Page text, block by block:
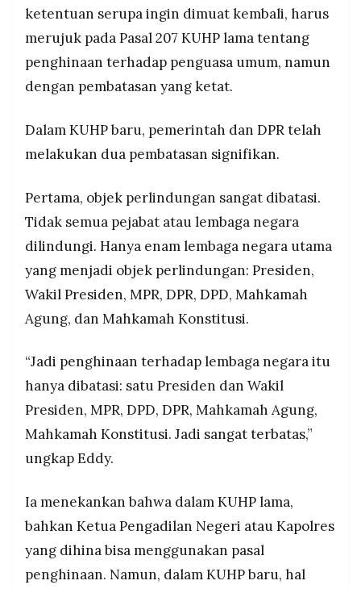
ketentuan serupa ingin dimuat kembali, harus
merujuk pada Pasal 207 KUHP lama tentang
penghinaan terhadap penguasa umum, namun
dengan pembatasan yang ketat.
Dalam KUHP baru, pemerintah dan DPR telah
melakukan dua pembatasan signifikan.
Pertama, objek perlindungan sangat dibatasi.
Tidak semua pejabat atau lembaga negara
dilindungi. Hanya enam lembaga negara utama
yang menjadi objek perlindungan: Presiden,
Wakil Presiden, MPR, DPR, DPD, Mahkamah
Agung, dan Mahkamah Konstitusi.
“Jadi penghinaan terhadap lembaga negara itu
hanya dibatasi: satu Presiden dan Wakil
Presiden, MPR, DPD, DPR, Mahkamah Agung,
Mahkamah Konstitusi. Jadi sangat terbatas,”
ungkap Eddy.
Ia menekankan bahwa dalam KUHP lama,
bahkan Ketua Pengadilan Negeri atau Kapolres
yang dihina bisa menggunakan pasal
penghinaan. Namun, dalam KUHP baru, hal